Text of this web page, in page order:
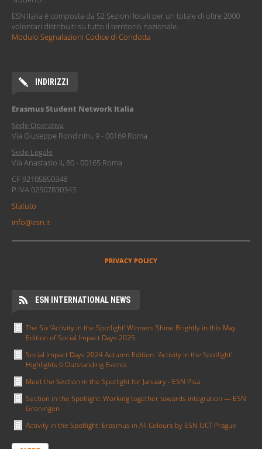
ESN Italia è composta da 52 Sezioni locali per un totale di oltre 2000
volontari distribuiti su tutto il territorio nazionale.
Modulo Segnalazioni Codice di Condotta
INDIRIZZI
Erasmus Student Network Italia
Sede Operativa
Via Giuseppe Rondinini, 9 - 00169 Roma
Sede Legale
Via Anastasio II, 80 - 00165 Roma
CF 92105850348
P.IVA 02507830343
Statuto
info@esn.it
PRIVACY POLICY
ESN INTERNATIONAL NEWS
The Six ‘Activity in the Spotlight’ Winners Shine Brightly in this May
Edition of Social Impact Days 2025
Social Impact Days 2024 Autumn Edition: 'Activity in the Spotlight'
Highlights 6 Outstanding Events
Meet the Section in the Spotlight for January - ESN Pisa
Section in the Spotlight: Working together towards integration — ESN
Groningen
Activity in the Spotlight: Erasmus in All Colours by ESN UCT Prague